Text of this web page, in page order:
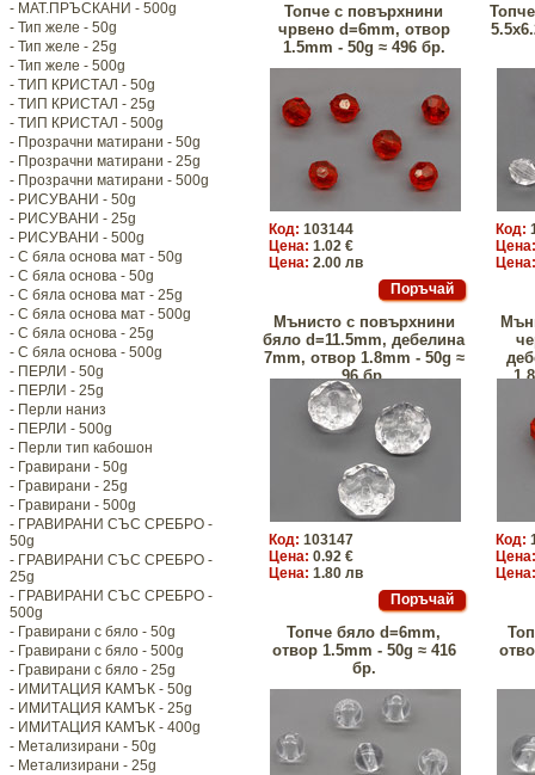
- МАТ.ПРЪСКАНИ - 500g
- Тип желе - 50g
- Тип желе - 25g
- Тип желе - 500g
- ТИП КРИСТАЛ - 50g
- ТИП КРИСТАЛ - 25g
- ТИП КРИСТАЛ - 500g
- Прозрачни матирани - 50g
- Прозрачни матирани - 25g
- Прозрачни матирани - 500g
- РИСУВАНИ - 50g
- РИСУВАНИ - 25g
- РИСУВАНИ - 500g
- С бяла основа мат - 50g
- С бяла основа - 50g
- С бяла основа мат - 25g
- С бяла основа мат - 500g
- С бяла основа - 25g
- С бяла основа - 500g
- ПЕРЛИ - 50g
- ПЕРЛИ - 25g
- Перли наниз
- ПЕРЛИ - 500g
- Перли тип кабошон
- Гравирани - 50g
- Гравирани - 25g
- Гравирани - 500g
- ГРАВИРАНИ СЪС СРЕБРО -
50g
- ГРАВИРАНИ СЪС СРЕБРО -
25g
- ГРАВИРАНИ СЪС СРЕБРО -
500g
- Гравирани с бяло - 50g
- Гравирани с бяло - 500g
- Гравирани с бяло - 25g
- ИМИТАЦИЯ КАМЪК - 50g
- ИМИТАЦИЯ КАМЪК - 25g
- ИМИТАЦИЯ КАМЪК - 400g
- Метализирани - 50g
- Метализирани - 25g
Топче с повърхнини
чрвено d=6mm, отвор
1.5mm - 50g ≈ 496 бр.
Код: 103144
Цена: 1.02 €
Цена: 2.00 лв
Код:
Мънисто с повърхнини
бяло d=11.5mm, дебелина
7mm, отвор 1.8mm - 50g ≈
96 бр.
Код: 103147
Цена: 0.92 €
Цена: 1.80 лв
Код:
Топче бяло d=6mm,
отвор 1.5mm - 50g ≈ 416
бр.